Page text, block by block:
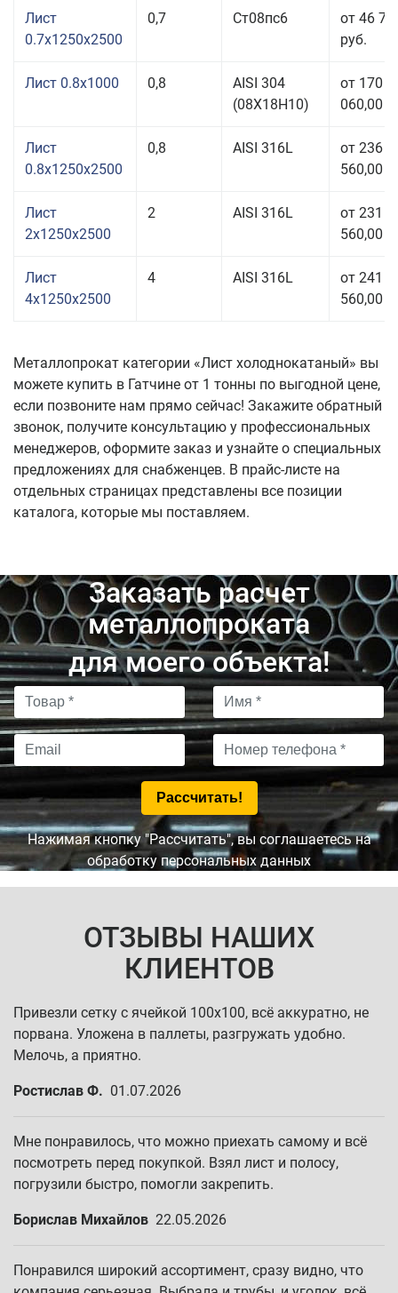
Лист
0.7x1250x2500
0,7 Ст08пс6
от 46
руб.
Лист 0.8x1000 0,8
AISI 304
(08Х18Н10)
от 170
060,00
Лист
0.8x1250x2500
0,8 AISI 316L
от 236
560,00
Лист
2x1250x2500
2 AISI 316L
от 231
560,00
Лист
4x1250x2500
4 AISI 316L
от 241
560,00
Металлопрокат категории «Лист холоднокатаный» вы
можете купить в Гатчине от 1 тонны по выгодной цене,
если позвоните нам прямо сейчас! Закажите обратный
звонок, получите консультацию у профессиональных
менеджеров, оформите заказ и узнайте о специальных
предложениях для снабженцев. В прайс-листе на
отдельных страницах представлены все позиции
каталога, которые мы поставляем.
Заказать расчет
металлопроката
для моего объекта!
Нажимая кнопку "Рассчитать", вы соглашаетесь на
обработку персональных данных
ОТЗЫВЫ НАШИХ
КЛИЕНТОВ
Привезли сетку с ячейкой 100х100, всё аккуратно, не
порвана. Уложена в паллеты, разгружать удобно.
Мелочь, а приятно.
Ростислав Ф. 01.07.2026
Мне понравилось, что можно приехать самому и всё
посмотреть перед покупкой. Взял лист и полосу,
погрузили быстро, помогли закрепить.
Борислав Михайлов 22.05.2026
Понравился широкий ассортимент, сразу видно, что